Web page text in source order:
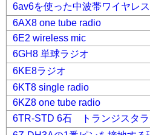
6av6を使った中波帯ワイヤレ
6AX8 one tube radio
6E2 wireless mic
6GH8 単球ラジオ
6KE8ラジオ
6KT8 single radio
6KZ8 one tube radio
6TR-STD 6石 トランジスタラ